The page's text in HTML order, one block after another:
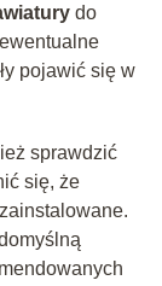
do
pojawić się w
sprawdzić
się, że